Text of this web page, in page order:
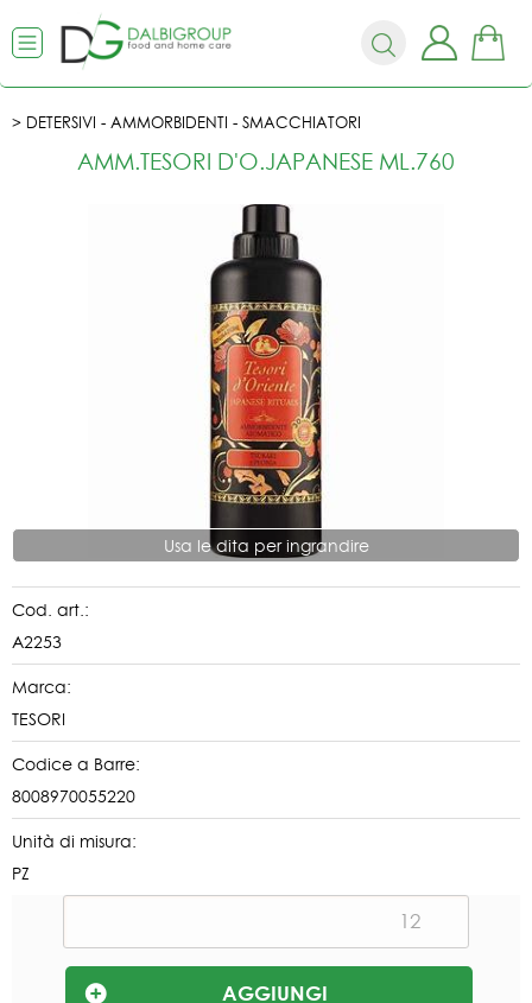
DETERSIVI - AMMORBIDENTI - SMACCHIATORI
AMM.TESORI D'O.JAPANESE ML.760
Usa le dita per ingrandire
Cod. art.:
A2253
Marca:
TESORI
Codice a Barre:
8008970055220
Unità di misura:
PZ